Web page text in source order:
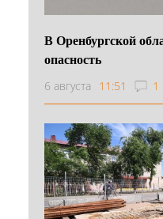
В Оренбургской
опасность
6 августа 11:51 1